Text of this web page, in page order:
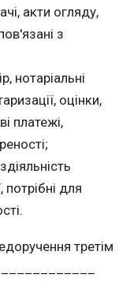
акти огляду,
з
нотаріальні
оцінки,
платежі,
потрібні для
третім